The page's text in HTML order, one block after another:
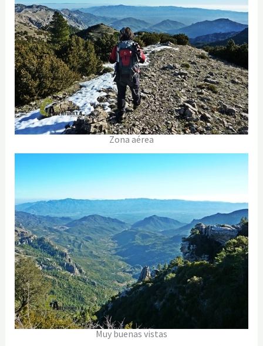
Zona aérea
Muy buenas vistas